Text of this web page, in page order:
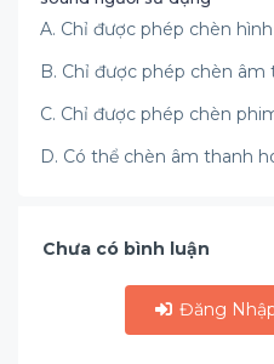
A. Chỉ được phép chèn
B. Chỉ được phép chèn âm
C. Chỉ được phép chèn
D. Có thể chèn âm thanh
Chưa có bình luận
Đăng